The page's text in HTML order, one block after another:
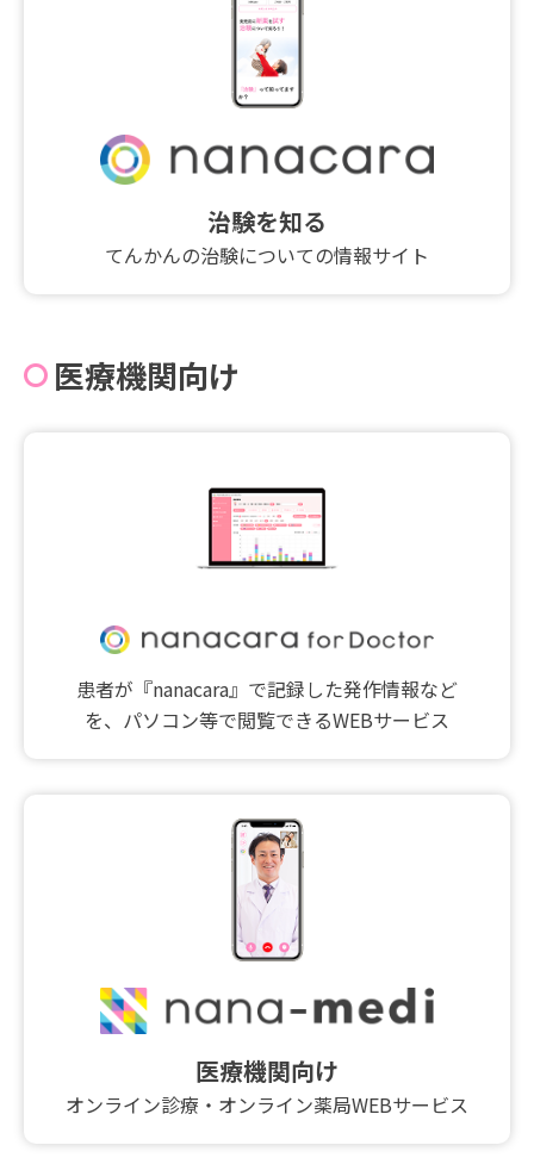
治験を知る
てんかんの治験についての情報サイト
医療機関向け
患者が『nanacara』で記録した発作情報など
を、パソコン等で閲覧できるWEBサービス
医療機関向け
オンライン診療・オンライン薬局WEBサービス